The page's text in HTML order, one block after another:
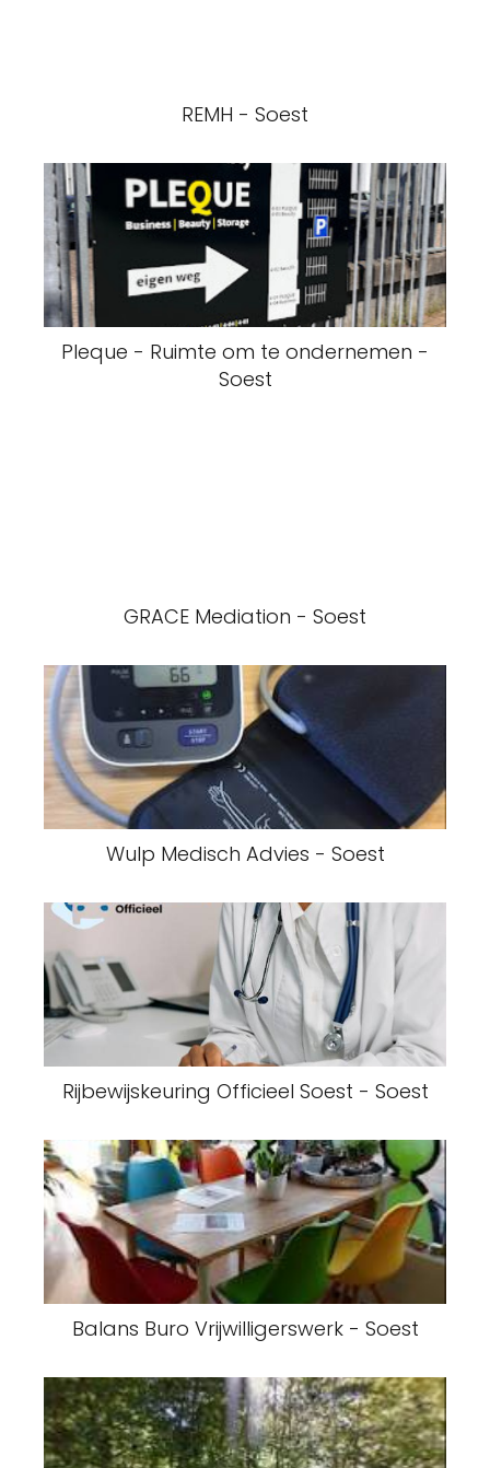
REMH - Soest
Pleque - Ruimte om te ondernemen -
Soest
GRACE Mediation - Soest
Wulp Medisch Advies - Soest
Rijbewijskeuring Officieel Soest - Soest
Balans Buro Vrijwilligerswerk - Soest